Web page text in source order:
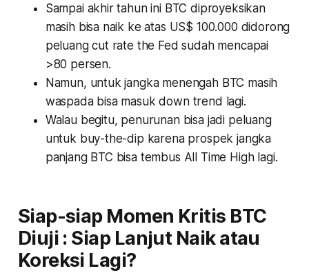
Sampai akhir tahun ini BTC diproyeksikan
masih bisa naik ke atas US$ 100.000 didorong
peluang cut rate the Fed sudah mencapai
>80 persen.
Namun, untuk jangka menengah BTC masih
waspada bisa masuk down trend lagi.
Walau begitu, penurunan bisa jadi peluang
untuk buy-the-dip karena prospek jangka
panjang BTC bisa tembus All Time High lagi.
Siap-siap Momen Kritis BTC
Diuji : Siap Lanjut Naik atau
Koreksi Lagi?